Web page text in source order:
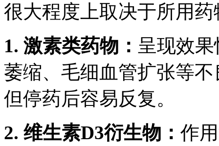
很大程度上取决于所用
1. 激素类药物： 呈现效
萎缩、毛细血管扩张等
但停药后容易反复。
2. 维生素D3衍生物： 作